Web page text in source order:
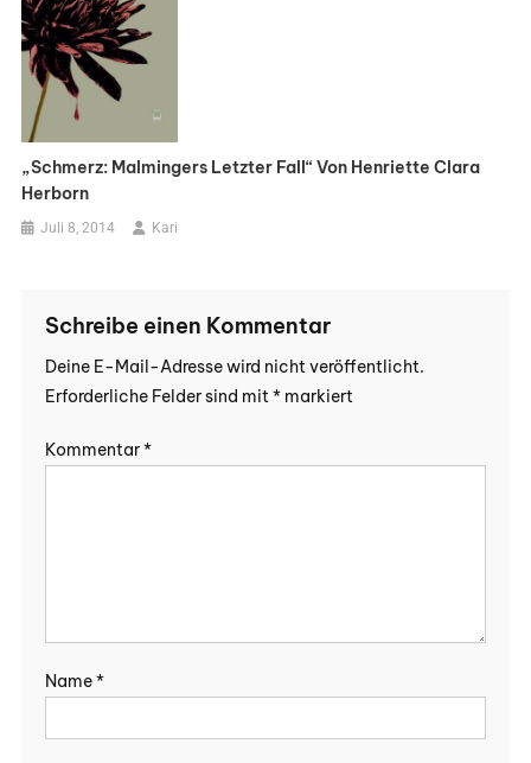
„Schmerz: Malmingers Letzter Fall“ Von Henriette Clara
Herborn
Juli 8, 2014 Kari
Schreibe einen Kommentar
Deine E-Mail-Adresse wird nicht veröffentlicht.
Erforderliche Felder sind mit*markiert
Kommentar*
Name*